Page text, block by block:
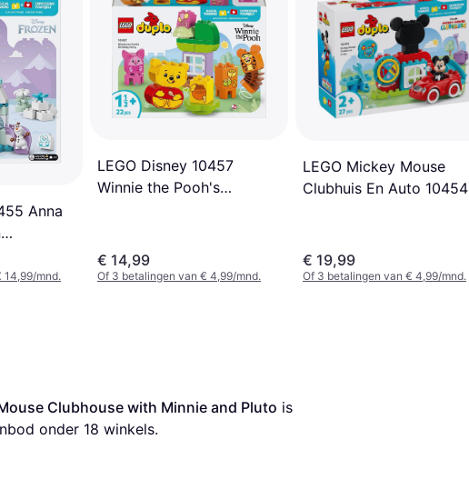
Anna
mnd.
LEGO Disney 10457
Winnie the Pooh's
€ 14,99
Of 3 betalingen van € 4,99/mnd.
LEGO Mickey Mouse
Clubhuis En Auto 10454
€ 19,99
Of 3 betalingen van € 4,99/mnd.
Clubhouse with Minnie and Pluto
onder 18 winkels.